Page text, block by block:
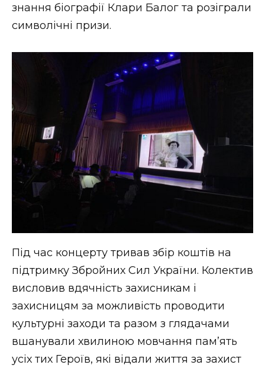
знання біографії Клари Балог та розіграли
символічні призи.
Під час концерту тривав збір коштів на
підтримку Збройних Сил України. Колектив
висловив вдячність захисникам і
захисницям за можливість проводити
культурні заходи та разом з глядачами
вшанували хвилиною мовчання памʼять
усіх тих Героїв, які відали життя за захист